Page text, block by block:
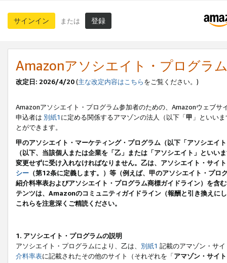
サインイン または 登録
Amazonアソシエイト・プログラ
改定日: 2026/4/20(主な改定内容はこちらをご覧ください。)
Amazonアソシエイト・プログラム参加者のための、Amazonウェブサ
申込者は 別紙1 に定める関係するアマゾンの法人（以下「甲 」といい
とができます。
甲のアソシエイト・マーケティング・プログラム（以下「アソシエイ
（以下、当該個人または企業を「乙」または「アソシエイト」とい
変更せずに受け入れなければなりません。乙は、アソシエイト・サイ
シー （第12条に定義します。）等（例えば、甲のアソシエイト・プ
紹介料率表およびアソシエイト・プログラム商標ガイドライン）を
テンツは、Amazonのコミュニティガイドライン（報酬と引き換えに
これらを注意深くご精読ください。
1. アソシエイト・プログラムの説明
アソシエイト・プログラムにより、乙は、 別紙1 記載のアマゾン・サ
介料率表に記載されたその他のサイト（それぞれを「アマゾン・サイト